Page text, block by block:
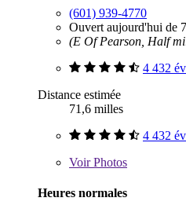
(601) 939-4770
Ouvert aujourd'hui de
(E Of Pearson, Half
4 432
Distance estimée
71,6 milles
4 432
VoirPhotos
Heures normales